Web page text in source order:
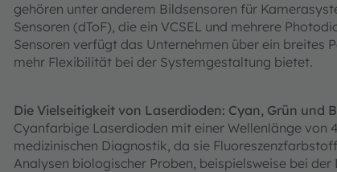
gehören unter anderem Bildsensoren für
Sensoren (dToF), die ein VCSEL und mehrere
Sensoren verfügt das Unternehmen über ein
mehr Flexibilität bei der Systemgestaltung bietet.
Die Vielseitigkeit von Laserdioden: Cyan, Grün und
Cyanfarbige Laserdioden mit einer Wellenlänge von
medizinischen Diagnostik, da sie
Analysen biologischer Proben, beispielsweise bei der